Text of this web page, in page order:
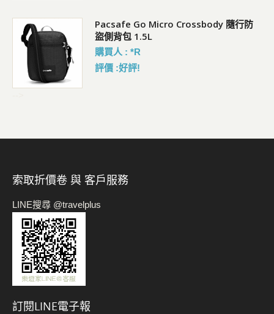
Pacsafe Go Micro Crossbody 隨行防
盜側背包 1.5L
購買人 : *R
評價 :好評!
索取折價卷 與 客戶服務
LINE搜尋 @travelplus
訂閱LINE電子報